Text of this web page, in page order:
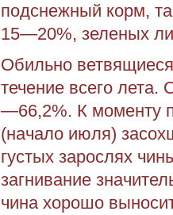
подснежный корм,
15—20%, зеленых
Обильно
течение всего лета.
—66,2%. К моменту
(начало июля)
густых зарослях
загнивание
чина хорошо